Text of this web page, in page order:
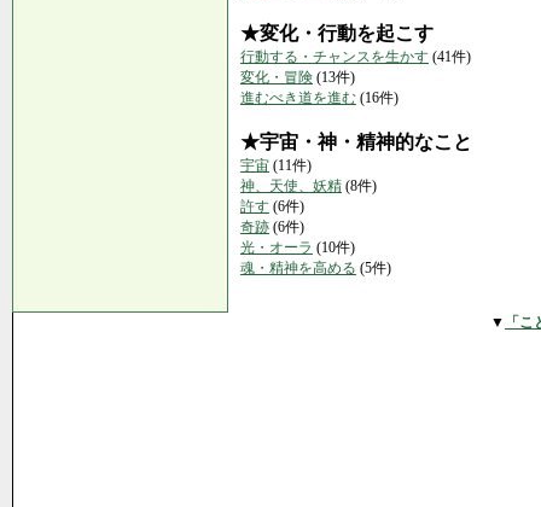
★変化・行動を起こす
行動する・チャンスを生かす (41件)
変化・冒険 (13件)
進むべき道を進む (16件)
★宇宙・神・精神的なこと
宇宙 (11件)
神、天使、妖精 (8件)
許す (6件)
奇跡 (6件)
光・オーラ (10件)
魂・精神を高める (5件)
▼ 「